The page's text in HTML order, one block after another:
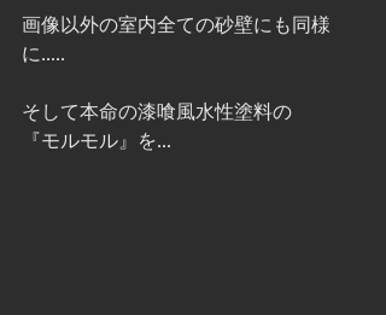
画像以外の室内全ての砂壁にも同様
に.....
そして本命の漆喰風水性塗料の
『モルモル』を...